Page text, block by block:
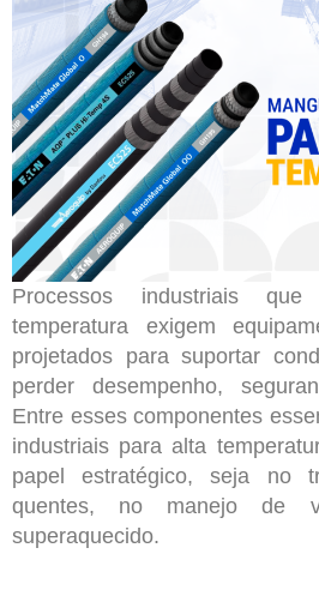
Processos industriais
temperatura exigem
projetados para suportar
perder desempenho,
Entre esses componentes
industriais para alta
papel estratégico, seja no
quentes, no manejo de
superaquecido.